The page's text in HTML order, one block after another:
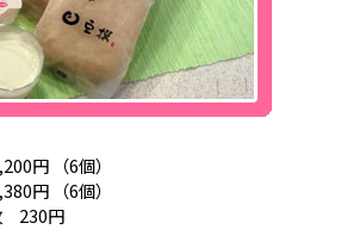
（6個）
円 （6個）
230円